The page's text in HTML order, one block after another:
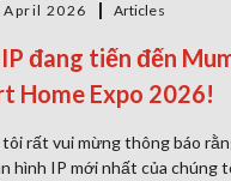
April 2026 Articles
đang tiến đến
Home Expo 2026!
rất vui mừng thông báo
hình IP mới nhất của chúng